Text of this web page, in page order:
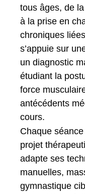
tous âges, de
à la prise en
chroniques
s’appuie sur
un diagnostic
étudiant la
force
antécédents
cours.
Chaque
projet
adapte ses
manuelles,
gymnastique